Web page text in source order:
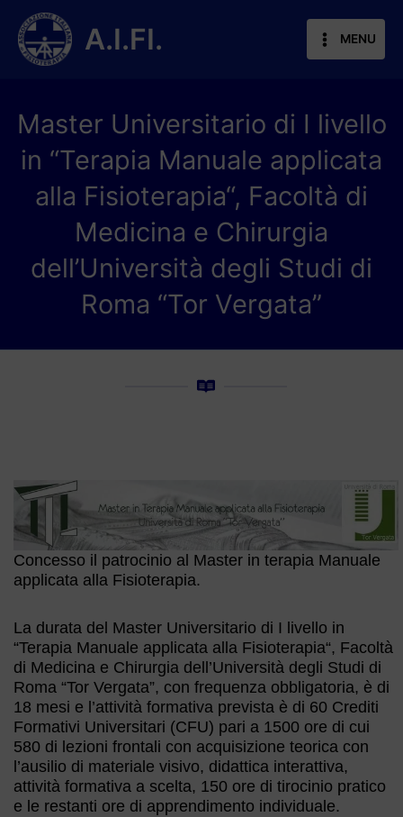
contenuto
A.I.FI. MENU
Master Universitario di I livello
in “Terapia Manuale applicata
alla Fisioterapia“, Facoltà di
Medicina e Chirurgia
dell’Università degli Studi di
Roma “Tor Vergata”
Concesso il patrocinio al Master in terapia Manuale
applicata alla Fisioterapia.
La durata del Master Universitario di I livello in
“Terapia Manuale applicata alla Fisioterapia“, Facoltà
di Medicina e Chirurgia dell’Università degli Studi di
Roma “Tor Vergata”, con frequenza obbligatoria, è di
18 mesi e l’attività formativa prevista è di 60 Crediti
Formativi Universitari (CFU) pari a 1500 ore di cui
580 di lezioni frontali con acquisizione teorica con
l’ausilio di materiale visivo, didattica interattiva,
attività formativa a scelta, 150 ore di tirocinio pratico
e le restanti ore di apprendimento individuale.